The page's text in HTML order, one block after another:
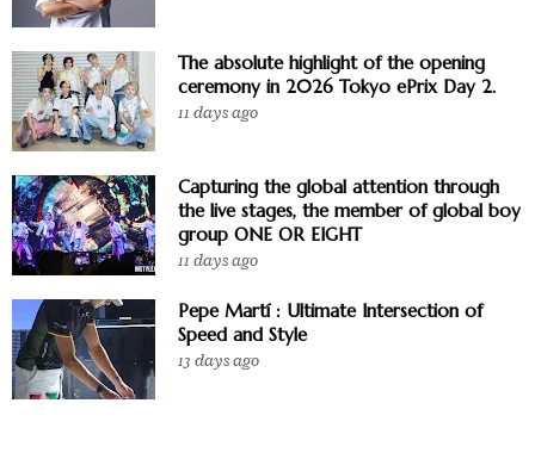
The absolute highlight of the opening
ceremony in 2026 Tokyo ePrix Day 2.
11 days ago
Capturing the global attention through
the live stages, the member of global boy
group ONE OR EIGHT
11 days ago
Pepe Martí : Ultimate Intersection of
Speed and Style
13 days ago